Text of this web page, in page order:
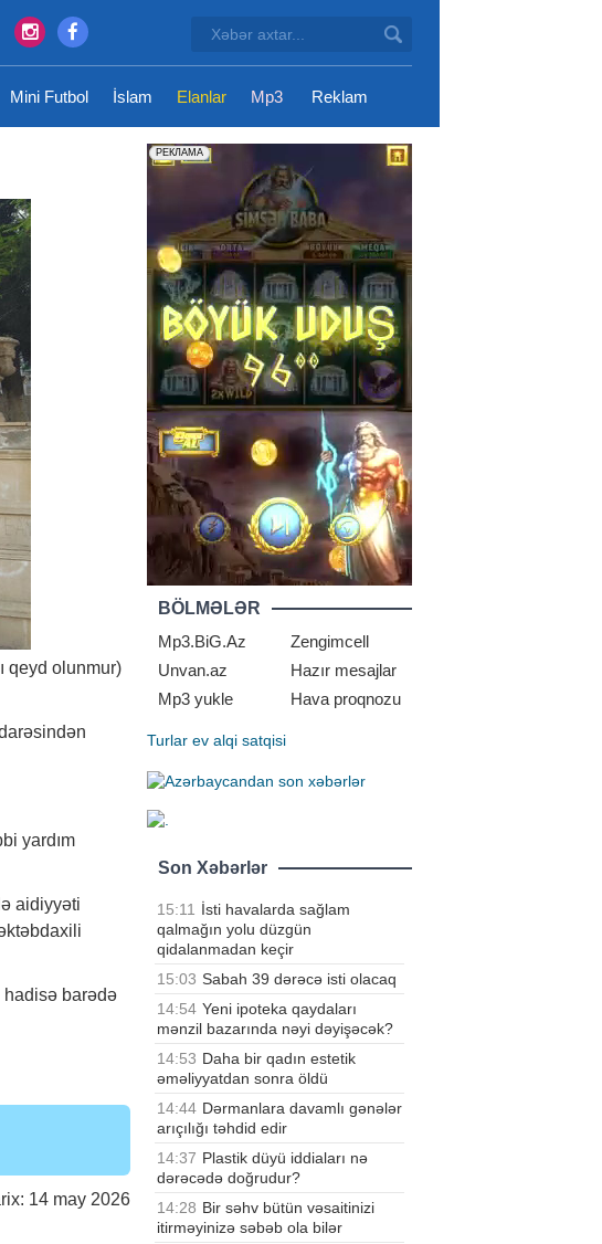
Mini Futbol İslam Elanlar Mp3 Reklam
qeyd olunmur)
yardım
aidiyyəti
hadisə barədə
14 may 2026
BÖLMƏLƏR
Mp3.BiG.Az
Zengimcell
Unvan.az
Hazır mesajlar
Mp3 yukle
Hava proqnozu
Turlar ev alqi satqisi
Son Xəbərlər
15:11 İsti havalarda sağlam
qalmağın yolu düzgün
qidalanmadan keçir
15:03 Sabah 39 dərəcə isti olacaq
14:54 Yeni ipoteka qaydaları
mənzil bazarında nəyi dəyişəcək?
14:53 Daha bir qadın estetik
əməliyyatdan sonra öldü
14:44 Dərmanlara davamlı gənələr
arıçılığı təhdid edir
14:37 Plastik düyü iddiaları nə
dərəcədə doğrudur?
14:28 Bir səhv bütün vəsaitinizi
itirməyinizə səbəb ola bilər